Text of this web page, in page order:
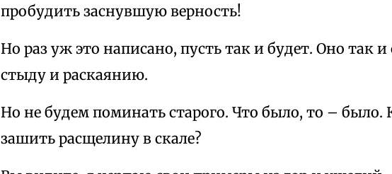
пробудить заснувшую верность!
Но раз уж это написано, пусть так и будет. Оно так
стыду и раскаянию.
Но не будем поминать старого. Что было, то –
зашить расщелину в скале?